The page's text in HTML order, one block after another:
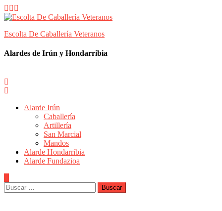
Skip
to
Escolta De Caballería Veteranos
Alardes de Irún y Hondarribia
Alarde Irún
Caballería
Artillería
San Marcial
Mandos
Alarde Hondarribia
Alarde Fundazioa
Buscar: